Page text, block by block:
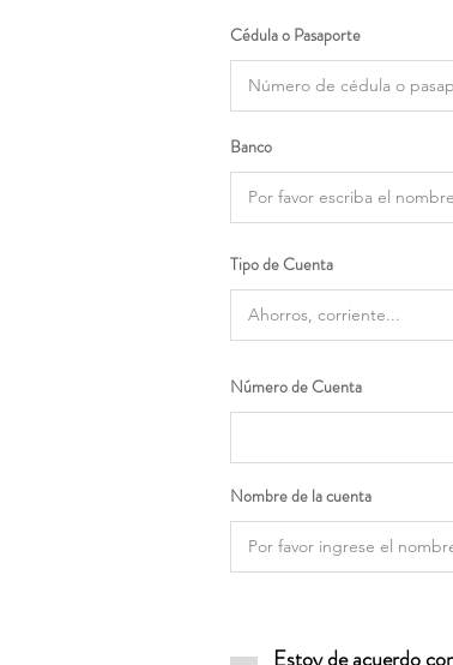
Cédula o Pasaporte
Banco
Tipo de Cuenta
Número de Cuenta
Nombre de la cuenta